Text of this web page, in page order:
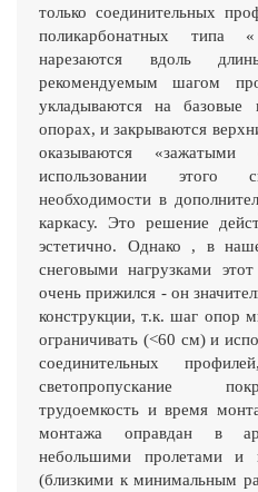
только соединительных
поликарбонатных
нарезаются вдоль
рекомендуемым шагом
укладываются на базовые
опорах, и закрываются
оказываются
использовании этого
необходимости в
каркасу. Это решение
эстетично. Однако , в
снеговыми нагрузками
очень прижился - он
конструкции, т.к. шаг опор
ограничивать (<60 см) и
соединительных
светопропускание
трудоемкость и время
монтажа оправдан в
небольшими пролетами и
(близкими к минимальным